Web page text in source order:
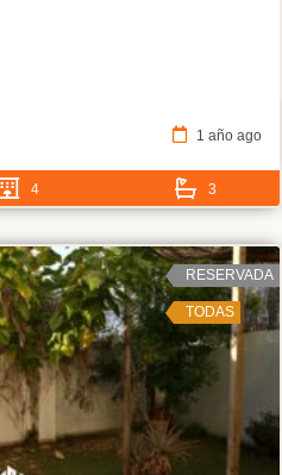
1 año ago
4 3
RESERVADA
TODAS